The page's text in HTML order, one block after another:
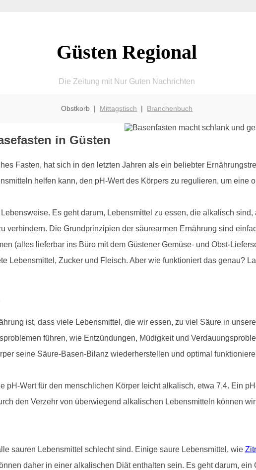
Güsten Regional
Die Zeitung mit Nur Guten Nachrichten
Obstkorb | Mittagstisch | Branchenbuch
in Güsten
Fasten, hat sich in den letzten Jahren als ein beliebter
helfen kann, den pH-Wert des Körpers zu regulieren, um eine
Es geht darum, Lebensmittel zu essen, die alkalisch
verhindern. Die Grundprinzipien der säurearmen Ernährung sind
(alles lieferbar ins Büro mit dem Güstener Gemüse- und Obst-
Lebensmittel, Zucker und Fleisch. Aber wie funktioniert das genau?
ist, dass viele Lebensmittel, die wir essen, zu viel Säure in
führen, wie Entzündungen, Müdigkeit und
seine Säure-Basen-Bilanz wiederherstellen und optimal
pH-Wert für den menschlichen Körper leicht alkalisch, etwa 7,4. Ein
den Verzehr von überwiegend alkalischen Lebensmitteln können
sauren Lebensmittel schlecht sind. Einige saure Lebensmittel, wie
daher in einer alkalischen Diät enthalten sein. Es geht darum, ein